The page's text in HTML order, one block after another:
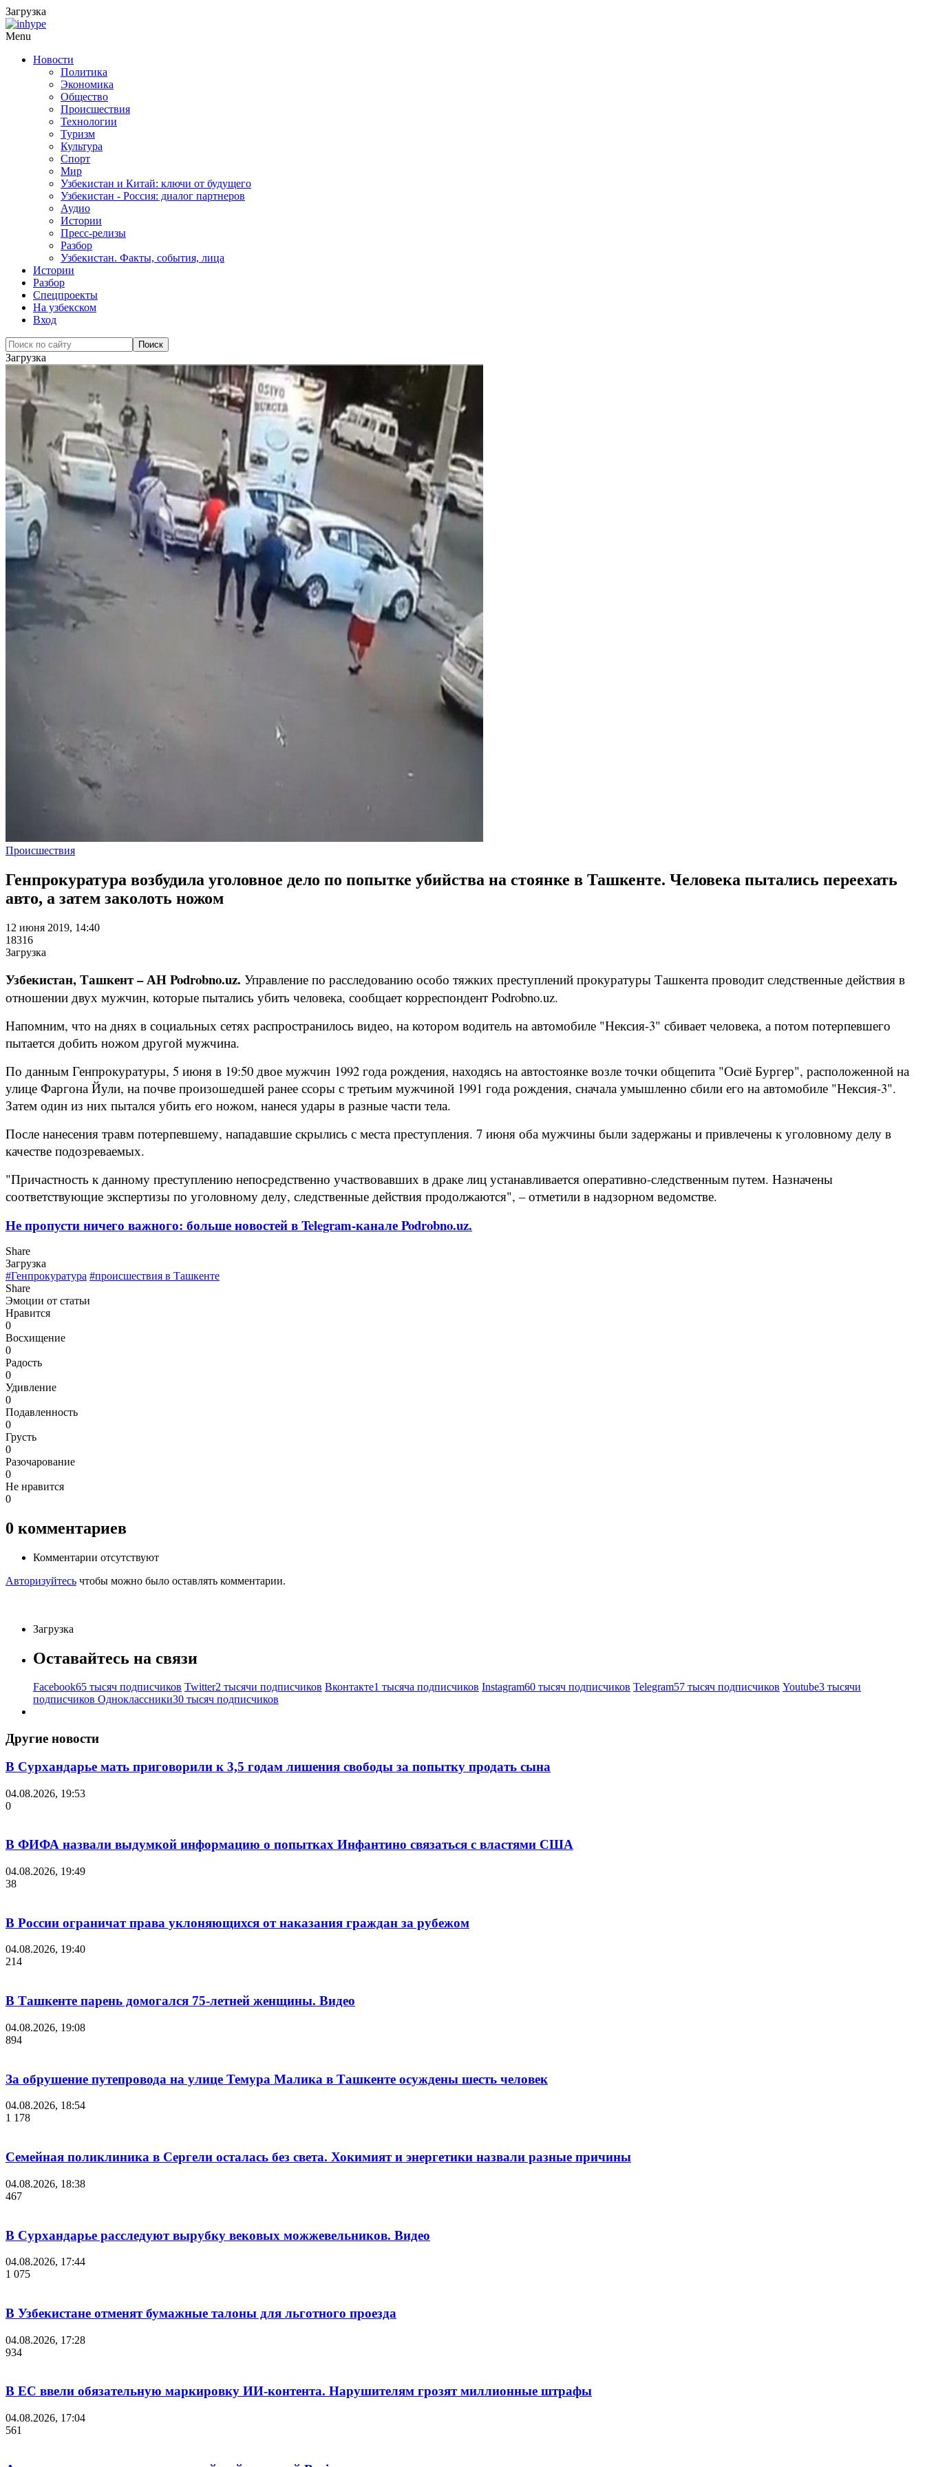
Загрузка
Menu
Новости
Политика
Экономика
Общество
Происшествия
Технологии
Туризм
Культура
Спорт
Мир
Узбекистан и Китай: ключи от будущего
Узбекистан - Россия: диалог партнеров
Аудио
Истории
Пресс-релизы
Разбор
Узбекистан. Факты, события, лица
Истории
Разбор
Спецпроекты
На узбекском
Вход
Загрузка
Происшествия
Генпрокуратура возбудила уголовное дело по попытке убийства на стоянке в Ташкенте. Человека пытались переехать
авто, а затем заколоть ножом
12 июня 2019, 14:40
18316
Загрузка
Узбекистан, Ташкент – АН Podrobno.uz. Управление по расследованию особо тяжких преступлений прокуратуры Ташкента проводит следственные действия в
отношении двух мужчин, которые пытались убить человека, сообщает корреспондент Podrobno.uz.
Напомним, что на днях в социальных сетях распространилось видео, на котором водитель на автомобиле "Нексия-3" сбивает человека, а потом потерпевшего
пытается добить ножом другой мужчина.
По данным Генпрокуратуры, 5 июня в 19:50 двое мужчин 1992 года рождения, находясь на автостоянке возле точки общепита "Осиё Бургер", расположенной на
улице Фаргона Йули, на почве произошедшей ранее ссоры с третьим мужчиной 1991 года рождения, сначала умышленно сбили его на автомобиле "Нексия-3".
Затем один из них пытался убить его ножом, нанеся удары в разные части тела.
После нанесения травм потерпевшему, нападавшие скрылись с места преступления. 7 июня оба мужчины были задержаны и привлечены к уголовному делу в
качестве подозреваемых.
"Причастность к данному преступлению непосредственно участвовавших в драке лиц устанавливается оперативно-следственным путем. Назначены
соответствующие экспертизы по уголовному делу, следственные действия продолжаются", – отметили в надзорном ведомстве.
Не пропусти ничего важного: больше новостей в Telegram-канале Podrobno.uz.
Share
Загрузка
#Генпрокуратура #происшествия в Ташкенте
Share
Эмоции от статьи
Нравится
0
Восхищение
0
Радость
0
Удивление
0
Подавленность
0
Грусть
0
Разочарование
0
Не нравится
0
0 комментариев
Комментарии отсутствуют
Авторизуйтесь чтобы можно было оставлять комментарии.
Загрузка
Оставайтесь на связи
Facebook65 тысяч подписчиков Twitter2 тысячи подписчиков Вконтакте1 тысяча подписчиков Instagram60 тысяч подписчиков Telegram57 тысяч подписчиков Youtube3 тысячи
подписчиков Одноклассники30 тысяч подписчиков
Другие новости
В Сурхандарье мать приговорили к 3,5 годам лишения свободы за попытку продать сына
04.08.2026, 19:53
0
В ФИФА назвали выдумкой информацию о попытках Инфантино связаться с властями США
04.08.2026, 19:49
38
В России ограничат права уклоняющихся от наказания граждан за рубежом
04.08.2026, 19:40
214
В Ташкенте парень домогался 75-летней женщины. Видео
04.08.2026, 19:08
894
За обрушение путепровода на улице Темура Малика в Ташкенте осуждены шесть человек
04.08.2026, 18:54
1 178
Семейная поликлиника в Сергели осталась без света. Хокимият и энергетики назвали разные причины
04.08.2026, 18:38
467
В Сурхандарье расследуют вырубку вековых можжевельников. Видео
04.08.2026, 17:44
1 075
В Узбекистане отменят бумажные талоны для льготного проезда
04.08.2026, 17:28
934
В ЕС ввели обязательную маркировку ИИ-контента. Нарушителям грозят миллионные штрафы
04.08.2026, 17:04
561